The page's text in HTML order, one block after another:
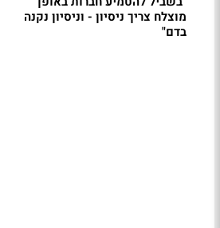
מוצלח צריך ניסיון - וניסיון נקנה
בדם"